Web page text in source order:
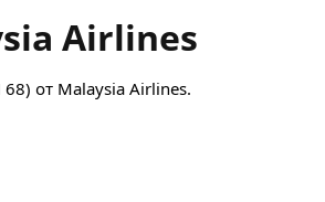
Airlines
от Malaysia Airlines.